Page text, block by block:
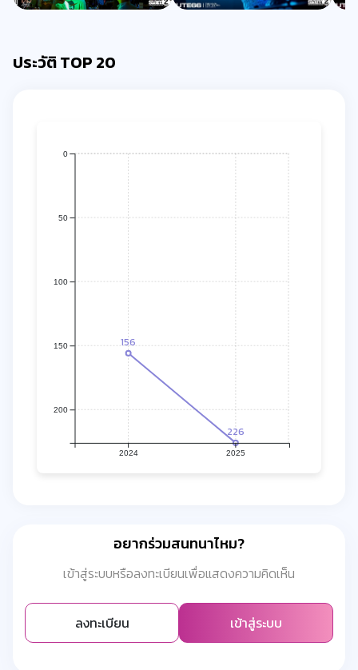
ประวัติ TOP 20
156
226
2024 2025
200
150
100
50
0
อยากร่วมสนทนาไหม?
เข้าสู่ระบบหรือลงทะเบียนเพื่อแสดงความคิดเห็น
ลงทะเบียน เข้าสู่ระบบ